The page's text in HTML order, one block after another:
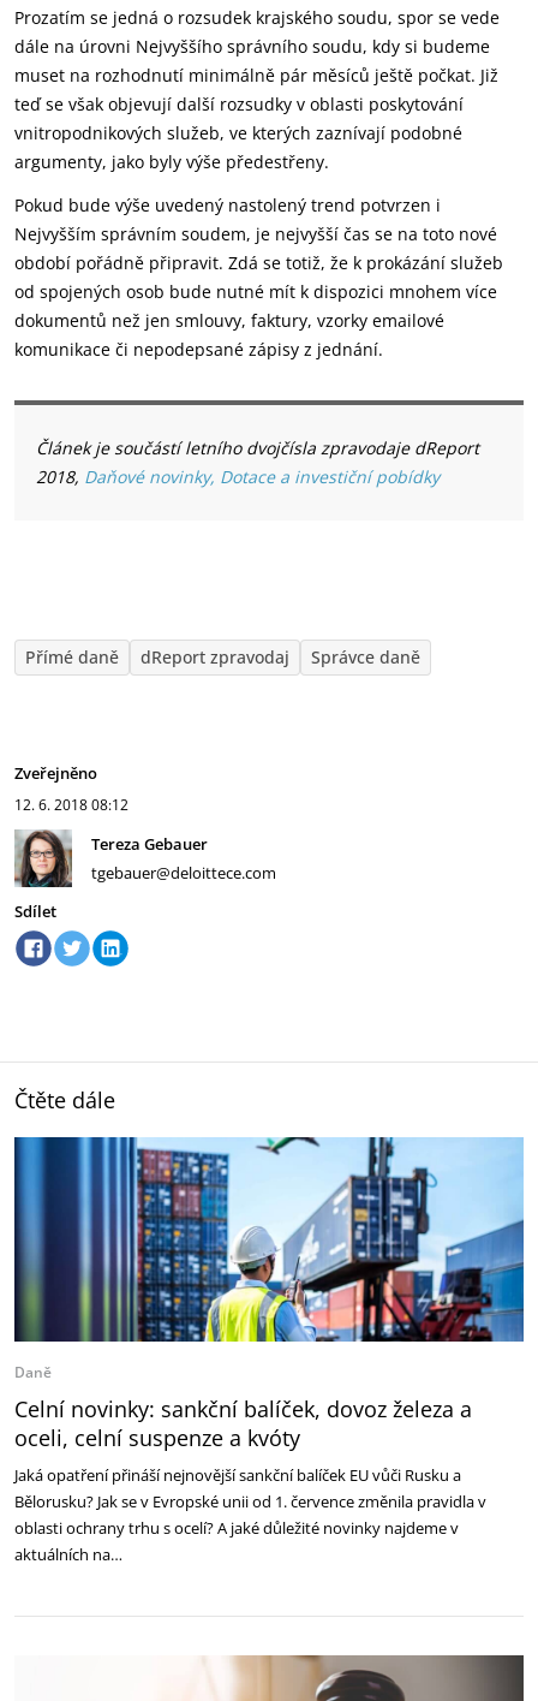
Prozatím se jedná o rozsudek krajského soudu, spor se vede
dále na úrovni Nejvyššího správního soudu, kdy si budeme
muset na rozhodnutí minimálně pár měsíců ještě počkat. Již
teď se však objevují další rozsudky v oblasti poskytování
vnitropodnikových služeb, ve kterých zaznívají podobné
argumenty, jako byly výše předestřeny.
Pokud bude výše uvedený nastolený trend potvrzen i
Nejvyšším správním soudem, je nejvyšší čas se na toto nové
období pořádně připravit. Zdá se totiž, že k prokázání služeb
od spojených osob bude nutné mít k dispozici mnohem více
dokumentů než jen smlouvy, faktury, vzorky emailové
komunikace či nepodepsané zápisy z jednání.
Článek je součástí letního dvojčísla zpravodaje dReport
2018, Daňové novinky, Dotace a investiční pobídky
Přímé daně dReport zpravodaj Správce daně
Zveřejněno
12. 6. 201808:12
Tereza Gebauer
tgebauer@deloittece.com
Sdílet
Čtěte dále
Daně
Celní novinky: sankční balíček, dovoz železa a
oceli, celní suspenze a kvóty
Jaká opatření přináší nejnovější sankční balíček EU vůči Rusku a
Bělorusku? Jak se v Evropské unii od 1. července změnila pravidla v
oblasti ochrany trhu s ocelí? A jaké důležité novinky najdeme v
aktuálních na…